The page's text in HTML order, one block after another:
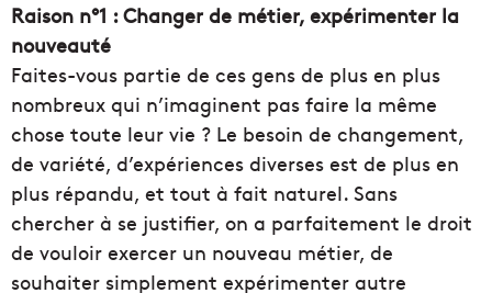
Raison n°1 : Changer de métier, expérimenter la
nouveauté
Faites-vous partie de ces gens de plus en plus
nombreux qui n’imaginent pas faire la même
chose toute leur vie ? Le besoin de changement,
de variété, d’expériences diverses est de plus en
plus répandu, et tout à fait naturel. Sans
chercher à se justifier, on a parfaitement le droit
de vouloir exercer un nouveau métier, de
souhaiter simplement expérimenter autre